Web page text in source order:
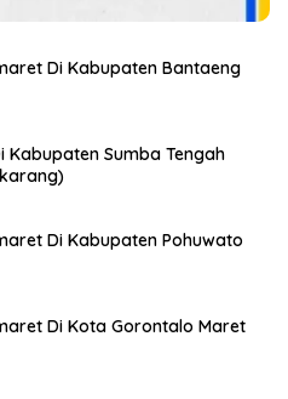
Di Kabupaten Bantaeng
Sumba Tengah
Di Kabupaten Pohuwato
Di Kota Gorontalo Maret